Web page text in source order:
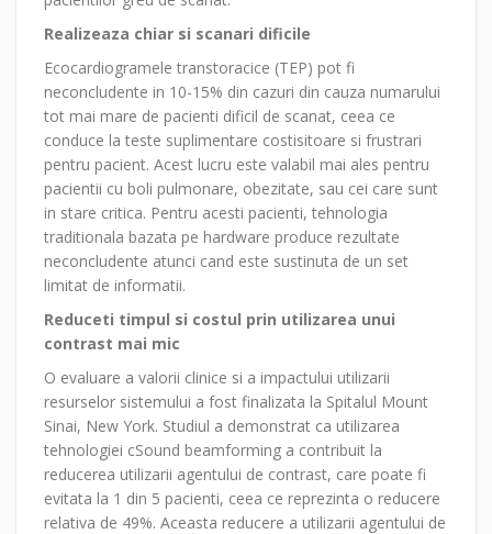
Realizeaza chiar si scanari dificile
Ecocardiogramele transtoracice (TEP) pot fi
neconcludente in 10-15% din cazuri din cauza numarului
tot mai mare de pacienti dificil de scanat, ceea ce
conduce la teste suplimentare costisitoare si frustrari
pentru pacient. Acest lucru este valabil mai ales pentru
pacientii cu boli pulmonare, obezitate, sau cei care sunt
in stare critica. Pentru acesti pacienti, tehnologia
traditionala bazata pe hardware produce rezultate
neconcludente atunci cand este sustinuta de un set
limitat de informatii.
Reduceti timpul si costul prin utilizarea unui
contrast mai mic
O evaluare a valorii clinice si a impactului utilizarii
resurselor sistemului a fost finalizata la Spitalul Mount
Sinai, New York. Studiul a demonstrat ca utilizarea
tehnologiei cSound beamforming a contribuit la
reducerea utilizarii agentului de contrast, care poate fi
evitata la 1 din 5 pacienti, ceea ce reprezinta o reducere
relativa de 49%. Aceasta reducere a utilizarii agentului de